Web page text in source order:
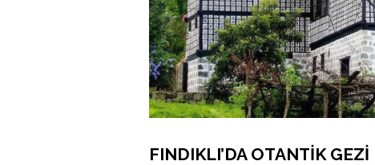
FINDIKLI’DA OTANTIK GEZI